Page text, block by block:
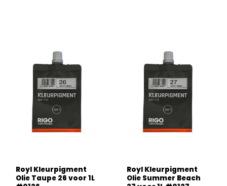
Royl Kleurpigment
Olie Taupe 26 voor 1L
Royl Kleurpigment
Olie Summer Beach